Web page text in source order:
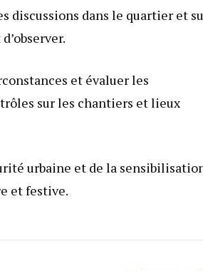
discussions dans le quartier et
et évaluer les
sur les chantiers et lieux
urbaine et de la
et festive.